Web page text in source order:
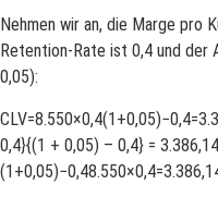
Nehmen wir an, die Marge pro
Retention-Rate ist 0,4 und der
0,05):
0,4}{(1 + 0,05) – 0,4} =